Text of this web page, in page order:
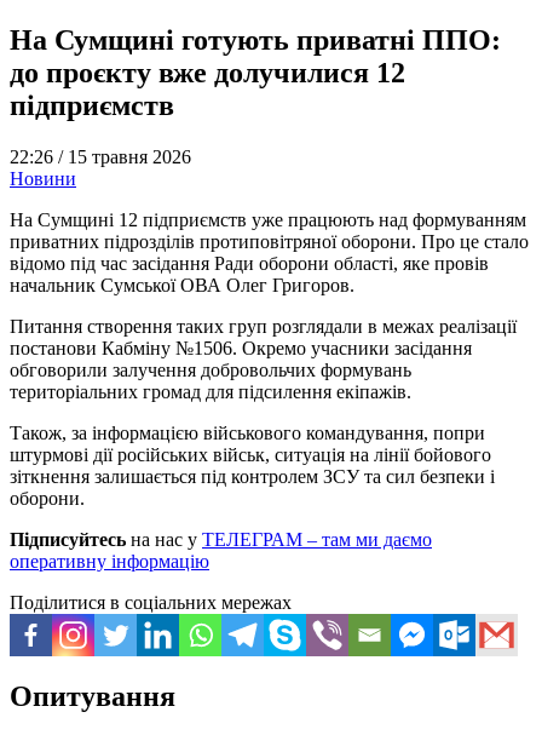
На Сумщині готують приватні ППО:
до проєкту вже долучилися 12
підприємств
22:26 / 15 травня 2026
Новини
На Сумщині 12 підприємств уже працюють над формуванням
приватних підрозділів протиповітряної оборони. Про це стало
відомо під час засідання Ради оборони області, яке провів
начальник Сумської ОВА Олег Григоров.
Питання створення таких груп розглядали в межах реалізації
постанови Кабміну №1506. Окремо учасники засідання
обговорили залучення добровольчих формувань
територіальних громад для підсилення екіпажів.
Також, за інформацією військового командування, попри
штурмові дії російських військ, ситуація на лінії бойового
зіткнення залишається під контролем ЗСУ та сил безпеки і
оборони.
Підписуйтесь на нас у ТЕЛЕГРАМ – там ми даємо
оперативну інформацію
Поділитися в соціальних мережах
Опитування